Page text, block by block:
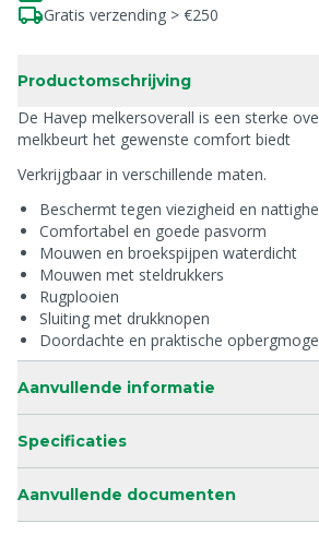
Gratis verzending > €250
Productomschrijving
De Havep melkersoverall is een sterke
melkbeurt het gewenste comfort biedt
Verkrijgbaar in verschillende maten.
Beschermt tegen viezigheid en
Comfortabel en goede pasvorm
Mouwen en broekspijpen waterdicht
Mouwen met steldrukkers
Rugplooien
Sluiting met drukknopen
Doordachte en praktische
Aanvullende informatie
Specificaties
Aanvullende documenten